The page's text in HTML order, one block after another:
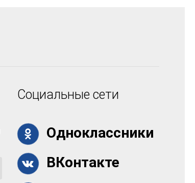
Социальные сети
Одноклассники
ВКонтакте